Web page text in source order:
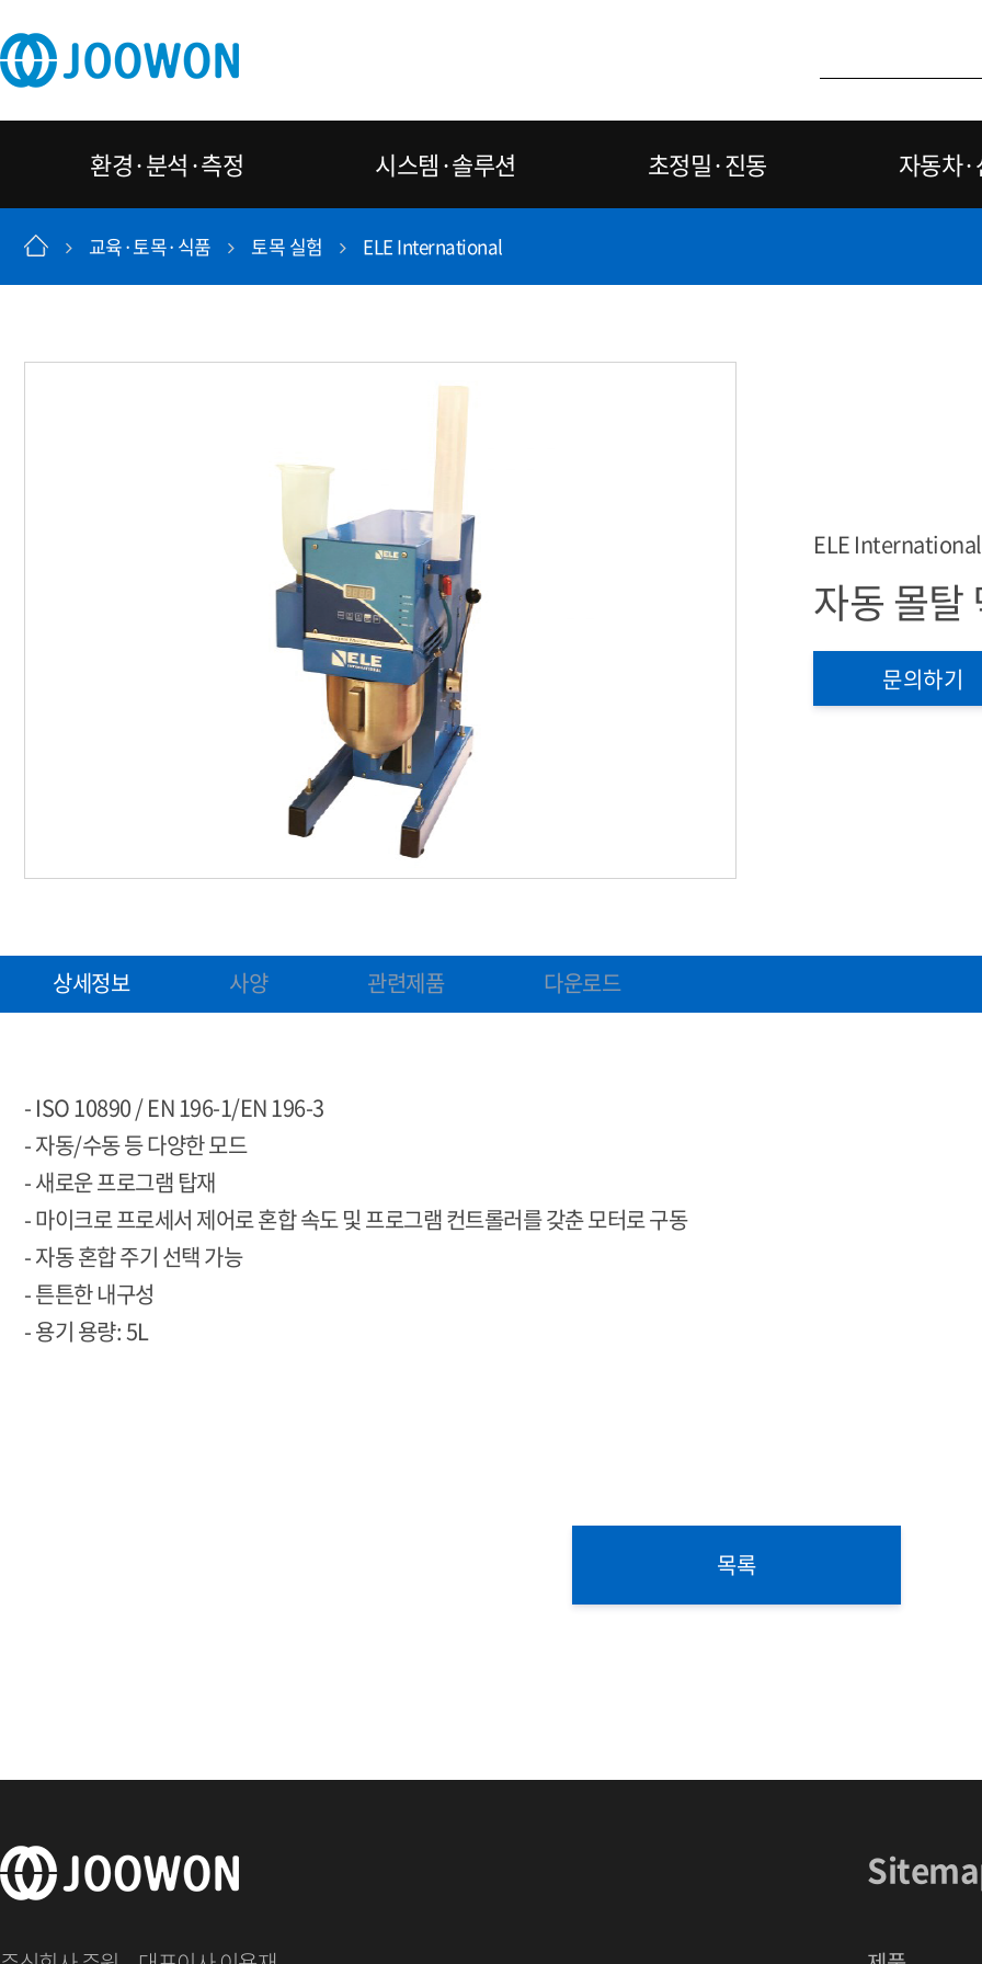
환경·분석·측정 시스템·솔루션 초정밀·진동 자동차
교육·토목·식품 토목 실험 ELE International
ELE International
자동 몰탈
문의하기
상세정보 사양 관련제품 다운로드
- ISO 10890 / EN 196-1/EN 196-3
- 자동/수동 등 다양한 모드
- 새로운 프로그램 탑재
- 마이크로 프로세서 제어로 혼합 속도 및 프로그램 컨트롤러를 갖춘 모터로 구동
- 자동 혼합 주기 선택 가능
- 튼튼한 내구성
- 용기 용량: 5L
목록